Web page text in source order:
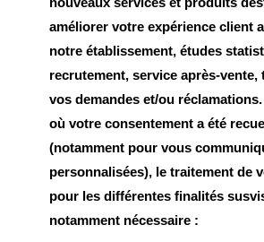
améliorer votre expérience client
notre établissement, études
recrutement, service après-vente,
vos demandes et/ou
où votre consentement a été
(notamment pour vous
personnalisées), le traitement de
pour les différentes finalités
notamment nécessaire :